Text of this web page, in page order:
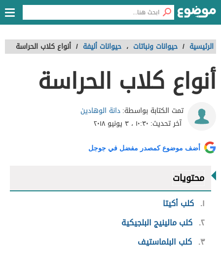
الرئيسية / حيوانات ونباتات ، حيوانات أليفة / أنواع كلاب الحراسة
أنواع كلاب الحراسة
تمت الكتابة بواسطة:دانة الوهادين
آخر تحديث: ١٠:٣٠ ، ٣ يونيو ٢٠١٨
أضف موضوع كمصدر مفضل في جوجل
محتويات
١ كلب أكيتا
٢ كلب مالينيج البلجيكية
٣ كلب البلماستيف